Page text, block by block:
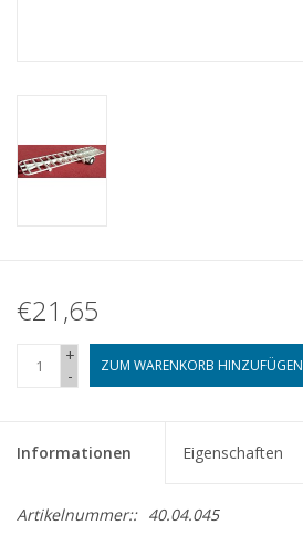
€21,65
+
-
ZUM WARENKORB HINZUFÜGEN
Informationen Eigenschaften
Artikelnummer:: 40.04.045